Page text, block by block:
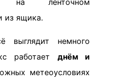
из ящика.
выглядит немного
работает днём и
метеоусловиях